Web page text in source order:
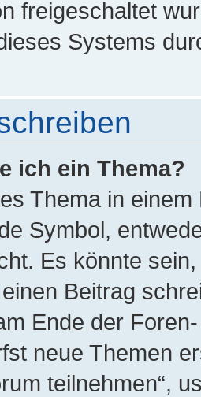
freigeschaltet
Systems
ich ein Thema?
Thema in
Symbol,
Es könnte
Beitrag
Ende der
neue Themen
teilnehmen“,